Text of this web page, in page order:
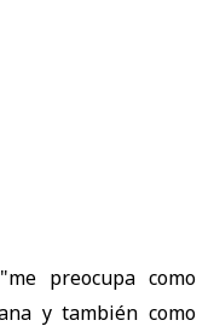
preocupa como
y también como